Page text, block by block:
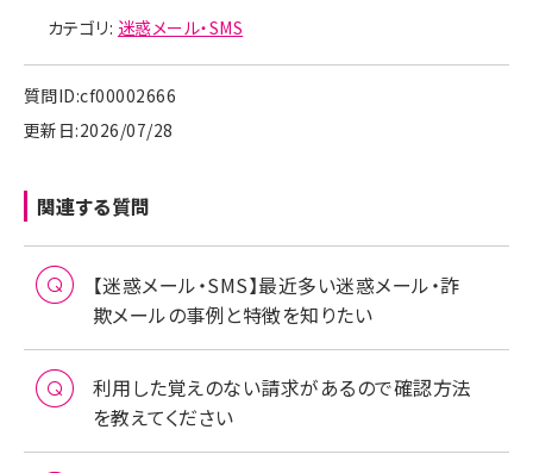
カテゴリ: 迷惑メール・SMS
質問ID:cf00002666
更新日:2026/07/28
関連する質問
【迷惑メール・SMS】最近多い迷惑メール・詐
欺メールの事例と特徴を知りたい
利用した覚えのない請求があるので確認方法
を教えてください